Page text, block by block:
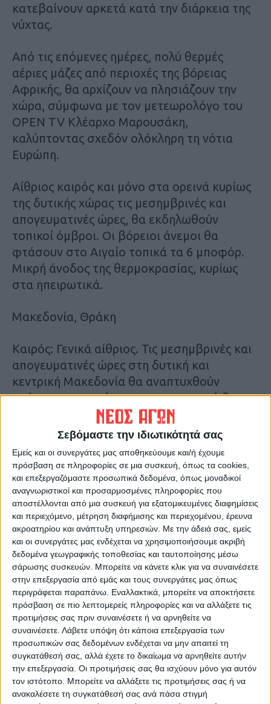
Σεβόμαστε την ιδιωτικότητά σας
Εμείς και οι συνεργάτες μας αποθηκεύουμε και/ή έχουμε
πρόσβαση σε πληροφορίες σε μια συσκευή, όπως τα cookies,
και επεξεργαζόμαστε προσωπικά δεδομένα, όπως μοναδικοί
αναγνωριστικοί και προσαρμοσμένες πληροφορίες που
αποστέλλονται από μια συσκευή για εξατομικευμένες διαφημίσεις
και περιεχόμενο, μέτρηση διαφήμισης και περιεχομένου, έρευνα
ακροατηρίου και ανάπτυξη υπηρεσιών. Με την άδειά σας, εμείς
και οι συνεργάτες μας ενδέχεται να χρησιμοποιήσουμε ακριβή
δεδομένα γεωγραφικής τοποθεσίας και ταυτοποίησης μέσω
σάρωσης συσκευών. Μπορείτε να κάνετε κλικ για να συναινέσετε
στην επεξεργασία από εμάς και τους συνεργάτες μας όπως
περιγράφεται παραπάνω. Εναλλακτικά, μπορείτε να αποκτήσετε
πρόσβαση σε πιο λεπτομερείς πληροφορίες και να αλλάξετε τις
προτιμήσεις σας πριν συναινέσετε ή να αρνηθείτε να
συναινέσετε. Λάβετε υπόψη ότι κάποια επεξεργασία των
προσωπικών σας δεδομένων ενδέχεται να μην απαιτεί τη
συγκατάθεσή σας, αλλά έχετε το δικαίωμα να αρνηθείτε αυτήν
την επεξεργασία. Οι προτιμήσεις σας θα ισχύουν μόνο για αυτόν
τον ιστότοπο. Μπορείτε να αλλάξετε τις προτιμήσεις σας ή να
ανακαλέσετε τη συγκατάθεσή σας ανά πάσα στιγμή
κατεβαίνουν αρκετά κατά την διάρκεια της
νύχτας.
Από τις επόμενες ημέρες, πολύ θερμές
αέριες μάζες από περιοχές της βόρειας
Αφρικής, θα αρχίζουν να πλησιάζουν την
χώρα, σύμφωνα με τον μετεωρολόγο του
OPEN TV Κλέαρχο Μαρουσάκη,
καλύπτοντας σχεδόν ολόκληρη τη νότια
Ευρώπη.
Αίθριος καιρός και μόνο στα ορεινά κυρίως
της δυτικής χώρας τις μεσημβρινές και
απογευματινές ώρες, θα εκδηλωθούν
τοπικοί όμβροι. Οι βόρειοι άνεμοι θα
φτάσουν στο Αιγαίο τοπικά τα 6 μποφόρ.
Μικρή άνοδος της θερμοκρασίας, κυρίως
στα ηπειρωτικά.
Μακεδονία, Θράκη
Καιρός: Γενικά αίθριος. Τις μεσημβρινές και
απογευματινές ώρες στη δυτική και
κεντρική Μακεδονία θα αναπτυχθούν
πρόσκαιρες νεφώσεις και στα ορεινά θα
εκδηλωθούν τοπικοί όμβροι και πιθανώς
μεμονωμένες καταιγίδες. Ανεμοι:
Μεταβλητοί 3 με 4, στα ανατολικά
βορειοανατολικοί 4 με 5 μποφόρ και
βαθμιαία δυτικοί βορειοδυτικοί με την ίδια
ένταση. Θερμοκρασία: Από 17 έως 35 και
τοπικά 36 βαθμούς Κελσίου.
Νησιά Ιονίου, Ήπειρος, Δυτική Στερεά,
Δυτική Πελοπόννησος
Καιρός: Γενικά αίθριος. Τις μεσημβρινές και
απογευματινές ώρες στα ηπειρωτικά θα
αναπτυχθούν πρόσκαιρες νεφώσεις και στα
ορεινά θα εκδηλωθούν τοπικοί όμβροι και
μεμονωμένες καταιγίδες. Ανεμοι: Δυτικοί
βορειοδυτικοί 3 με 4 και από το μεσημέρι
στο Ιόνιο τοπικά 5 μποφόρ. Θερμοκρασία: